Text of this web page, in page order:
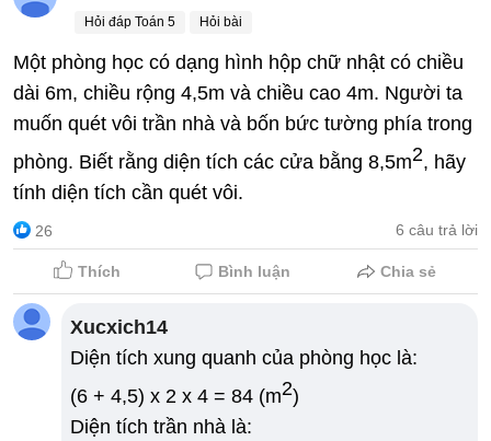
Hỏi đáp Toán 5 Hỏi bài
Một phòng học có dạng hình hộp chữ nhật có chiều
dài 6m, chiều rộng 4,5m và chiều cao 4m. Người ta
muốn quét vôi trần nhà và bốn bức tường phía trong
phòng. Biết rằng diện tích các cửa bằng 8,5m2, hãy
tính diện tích cần quét vôi.
26 6 câu trả lời
Thích Bình luận Chia sẻ
Xucxich14
Diện tích xung quanh của phòng học là:
(6 + 4,5) x 2 x 4 = 84 (m2)
Diện tích trần nhà là: